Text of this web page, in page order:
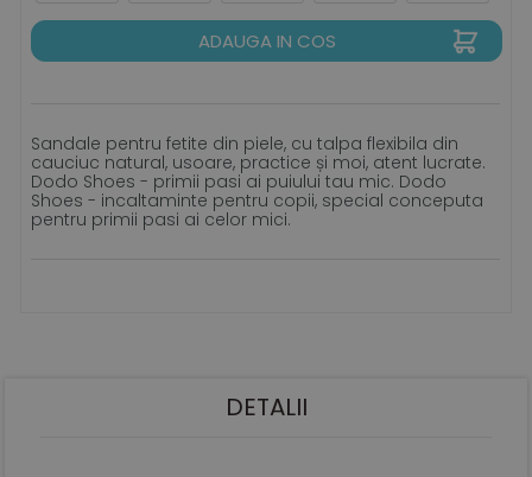
ADAUGA IN COS
Sandale pentru fetite din piele, cu talpa flexibila din
cauciuc natural, usoare, practice și moi, atent lucrate.
Dodo Shoes - primii pasi ai puiului tau mic. Dodo
Shoes - incaltaminte pentru copii, special conceputa
pentru primii pasi ai celor mici.
DETALII